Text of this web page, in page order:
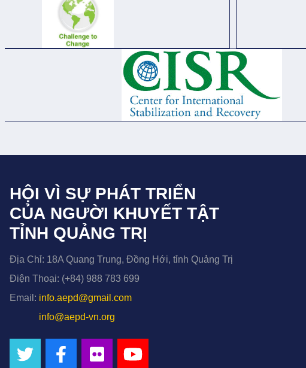
HỘI VÌ SỰ PHÁT TRIỂN
CỦA NGƯỜI KHUYẾT TẬT
TỈNH QUẢNG TRỊ
Địa Chỉ: 18A Quang Trung, Đồng Hới, tỉnh Quảng Trị
Điện Thoại: (+84) 988 783 699
Email: info.aepd@gmail.com
info@aepd-vn.org